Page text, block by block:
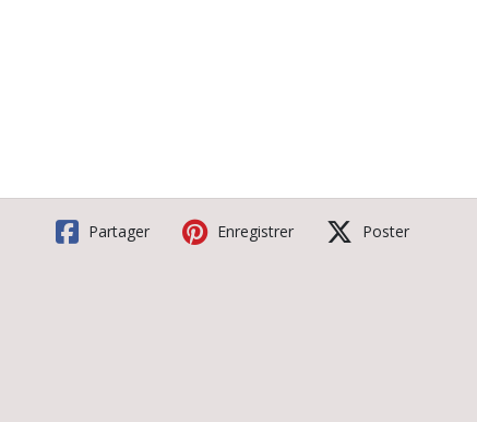
Partager Enregistrer Poster